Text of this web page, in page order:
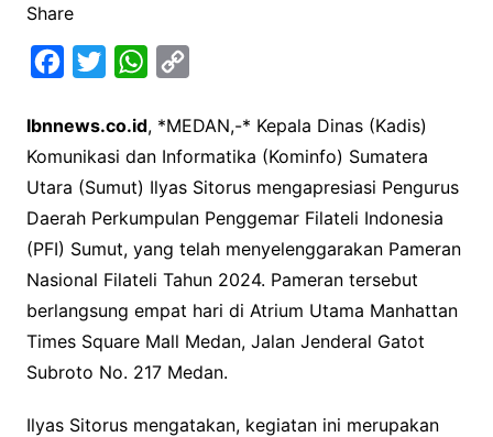
Share
c
e
b
o
o
k
i
t
t
e
r
W
a
t
s
A
p
p
p
y
L
i
n
k
Ibnnews.co.id, *MEDAN,-* Kepala Dinas (Kadis)
Komunikasi dan Informatika (Kominfo) Sumatera
Utara (Sumut) Ilyas Sitorus mengapresiasi Pengurus
Daerah Perkumpulan Penggemar Filateli Indonesia
(PFI) Sumut, yang telah menyelenggarakan Pameran
Nasional Filateli Tahun 2024. Pameran tersebut
berlangsung empat hari di Atrium Utama Manhattan
Times Square Mall Medan, Jalan Jenderal Gatot
Subroto No. 217 Medan.
Ilyas Sitorus mengatakan, kegiatan ini merupakan